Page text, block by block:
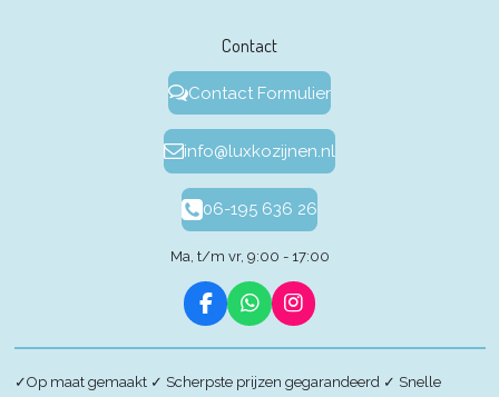
Contact
Contact Formulier
info@luxkozijnen.nl
06-195 636 26
Ma, t/m vr, 9:00 - 17:00
F
a
c
b
W
h
a
t
s
I
n
s
a
✓Op maat gemaakt ✓ Scherpste prijzen gegarandeerd ✓ Snelle